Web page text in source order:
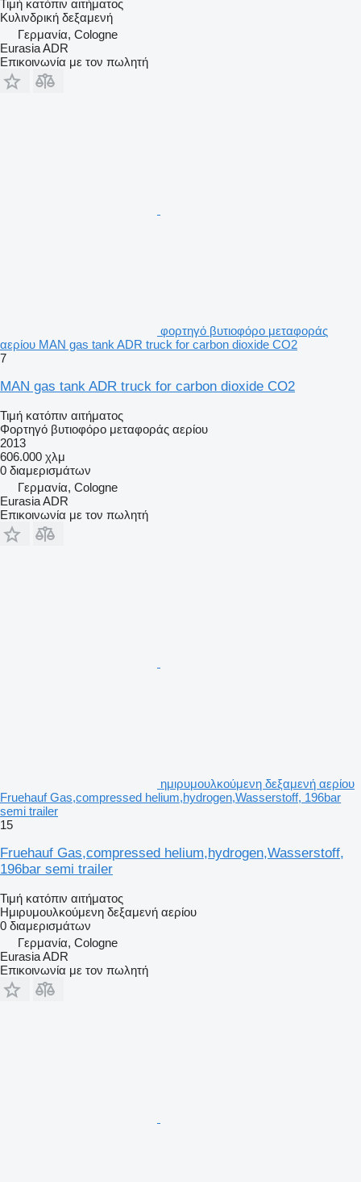
Τιμή κατόπιν αιτήματος
Κυλινδρική δεξαμενή
Γερμανία, Cologne
Eurasia ADR
Επικοινωνία με τον πωλητή
φορτηγό βυτιοφόρο μεταφοράς
αερίου MAN gas tank ADR truck for carbon dioxide CO2
7
MAN gas tank ADR truck for carbon dioxide CO2
Τιμή κατόπιν αιτήματος
Φορτηγό βυτιοφόρο μεταφοράς αερίου
2013
606.000 χλμ
0 διαμερισμάτων
Γερμανία, Cologne
Eurasia ADR
Επικοινωνία με τον πωλητή
ημιρυμουλκούμενη δεξαμενή αερίου
Fruehauf Gas,compressed helium,hydrogen,Wasserstoff, 196bar
semi trailer
15
Fruehauf Gas,compressed helium,hydrogen,Wasserstoff,
196bar semi trailer
Τιμή κατόπιν αιτήματος
Ημιρυμουλκούμενη δεξαμενή αερίου
0 διαμερισμάτων
Γερμανία, Cologne
Eurasia ADR
Επικοινωνία με τον πωλητή